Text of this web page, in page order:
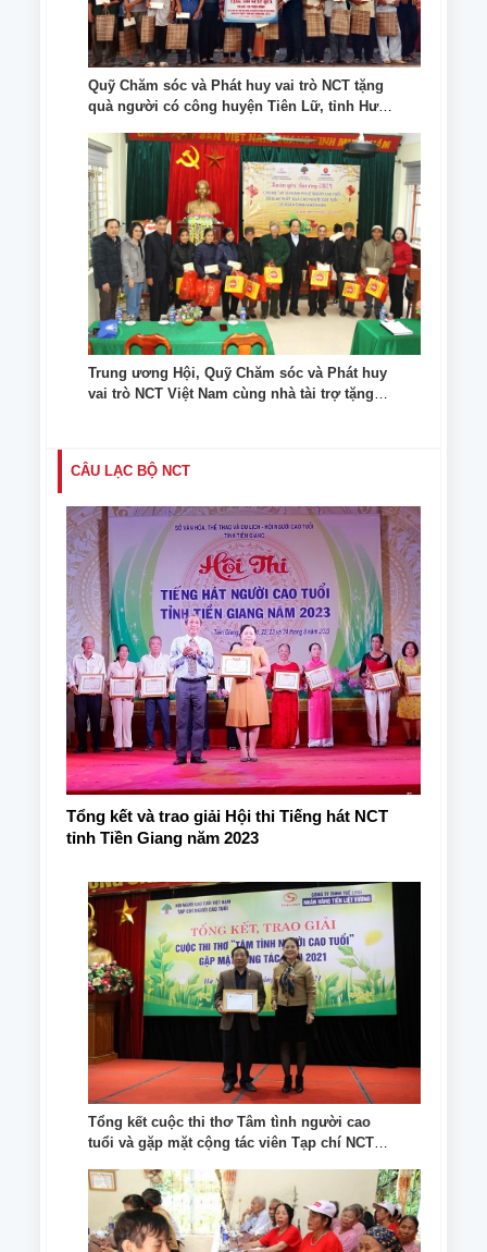
Quỹ Chăm sóc và Phát huy vai trò NCT tặng
quà người có công huyện Tiên Lữ, tỉnh Hưng
Trung ương Hội, Quỹ Chăm sóc và Phát huy
vai trò NCT Việt Nam cùng nhà tài trợ tặng
CÂU LẠC BỘ NCT
Tổng kết và trao giải Hội thi Tiếng hát NCT
tỉnh Tiền Giang năm 2023
Tổng kết cuộc thi thơ Tâm tình người cao
tuổi và gặp mặt cộng tác viên Tạp chí NCT